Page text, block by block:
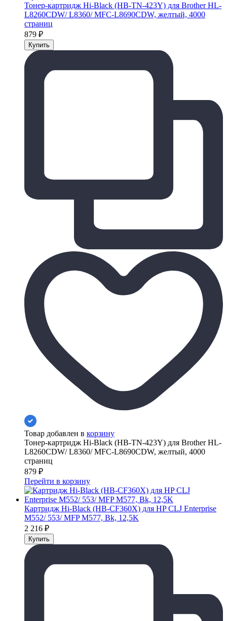
Тонер-картридж Hi-Black (HB-TN-423Y) для Brother HL-
L8260CDW/ L8360/ MFC-L8690CDW, желтый, 4000
страниц
879 ₽
Товар добавлен в корзину
Тонер-картридж Hi-Black (HB-TN-423Y) для Brother HL-
L8260CDW/ L8360/ MFC-L8690CDW, желтый, 4000
страниц
879 ₽
Перейти в корзину
Картридж Hi-Black (HB-CF360X) для HP CLJ Enterprise
M552/ 553/ MFP M577, Bk, 12,5K
2 216 ₽